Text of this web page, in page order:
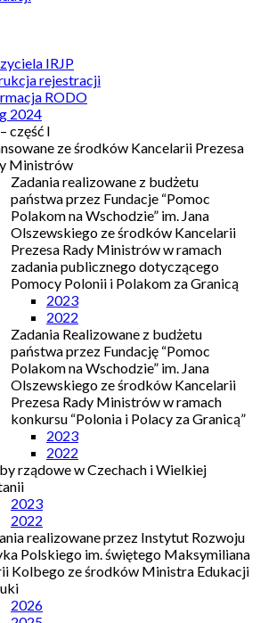
IRJP
rejestracji
RODO
2024
część I
ze środków Kancelarii Prezesa
Ministrów
Zadania realizowane z budżetu
państwa przez Fundacje “Pomoc
Polakom na Wschodzie” im. Jana
Olszewskiego ze środków Kancelarii
Prezesa Rady Ministrów w ramach
zadania publicznego dotyczącego
Pomocy Polonii i Polakom za Granicą
2023
2022
Zadania Realizowane z budżetu
państwa przez Fundację “Pomoc
Polakom na Wschodzie” im. Jana
Olszewskiego ze środków Kancelarii
Prezesa Rady Ministrów w ramach
konkursu “Polonia i Polacy za Granicą”
2023
2022
rządowe w Czechach i Wielkiej
2023
2022
realizowane przez Instytut Rozwoju
Polskiego im. świętego Maksymiliana
Kolbego ze środków Ministra Edukacji
2026